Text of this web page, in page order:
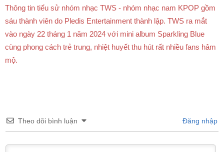
Thông tin tiểu sử nhóm nhạc TWS - nhóm nhạc nam KPOP gồm
sáu thành viên do Pledis Entertainment thành lập. TWS ra mắt
vào ngày 22 tháng 1 năm 2024 với mini album Sparkling Blue
cùng phong cách trẻ trung, nhiệt huyết thu hút rất nhiều fans hâm
mộ.
Theo dõi bình luận Đăng nhập